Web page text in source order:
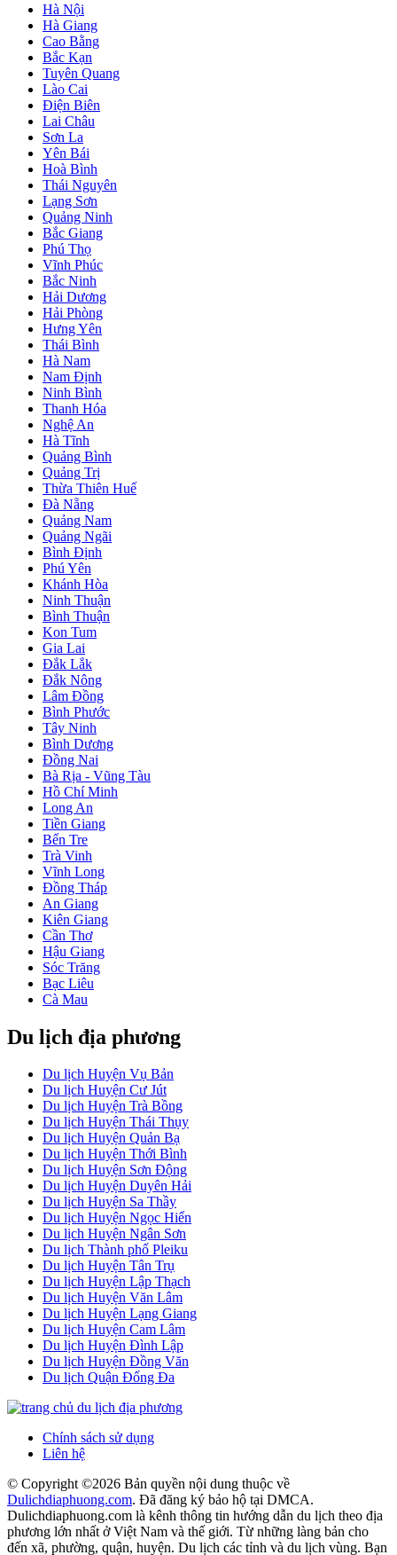
Hà Nội
Hà Giang
Cao Bằng
Bắc Kạn
Tuyên Quang
Lào Cai
Điện Biên
Lai Châu
Sơn La
Yên Bái
Hoà Bình
Thái Nguyên
Lạng Sơn
Quảng Ninh
Bắc Giang
Phú Thọ
Vĩnh Phúc
Bắc Ninh
Hải Dương
Hải Phòng
Hưng Yên
Thái Bình
Hà Nam
Nam Định
Ninh Bình
Thanh Hóa
Nghệ An
Hà Tĩnh
Quảng Bình
Quảng Trị
Thừa Thiên Huế
Đà Nẵng
Quảng Nam
Quảng Ngãi
Bình Định
Phú Yên
Khánh Hòa
Ninh Thuận
Bình Thuận
Kon Tum
Gia Lai
Đắk Lắk
Đắk Nông
Lâm Đồng
Bình Phước
Tây Ninh
Bình Dương
Đồng Nai
Bà Rịa - Vũng Tàu
Hồ Chí Minh
Long An
Tiền Giang
Bến Tre
Trà Vinh
Vĩnh Long
Đồng Tháp
An Giang
Kiên Giang
Cần Thơ
Hậu Giang
Sóc Trăng
Bạc Liêu
Cà Mau
Du lịch địa phương
Du lịch Huyện Vụ Bản
Du lịch Huyện Cư Jút
Du lịch Huyện Trà Bồng
Du lịch Huyện Thái Thụy
Du lịch Huyện Quản Bạ
Du lịch Huyện Thới Bình
Du lịch Huyện Sơn Động
Du lịch Huyện Duyên Hải
Du lịch Huyện Sa Thầy
Du lịch Huyện Ngọc Hiển
Du lịch Huyện Ngân Sơn
Du lịch Thành phố Pleiku
Du lịch Huyện Tân Trụ
Du lịch Huyện Lập Thạch
Du lịch Huyện Văn Lâm
Du lịch Huyện Lạng Giang
Du lịch Huyện Cam Lâm
Du lịch Huyện Đình Lập
Du lịch Huyện Đồng Văn
Du lịch Quận Đống Đa
Chính sách sử dụng
Liên hệ
© Copyright ©2026 Bản quyền nội dung thuộc về
Dulichdiaphuong.com. Đã đăng ký bảo hộ tại DMCA.
Dulichdiaphuong.com là kênh thông tin hướng dẫn du lịch theo địa
phương lớn nhất ở Việt Nam và thế giới. Từ những làng bản cho
đến xã, phường, quận, huyện. Du lịch các tỉnh và du lịch vùng. Bạn